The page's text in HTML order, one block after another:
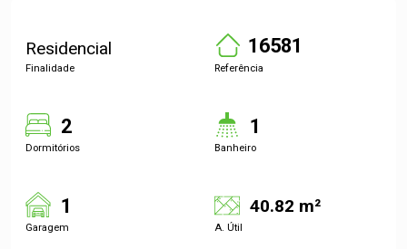
Residencial
Finalidade
16581
Referência
2
Dormitórios
1
Banheiro
1
Garagem
40.82 m²
A. Útil